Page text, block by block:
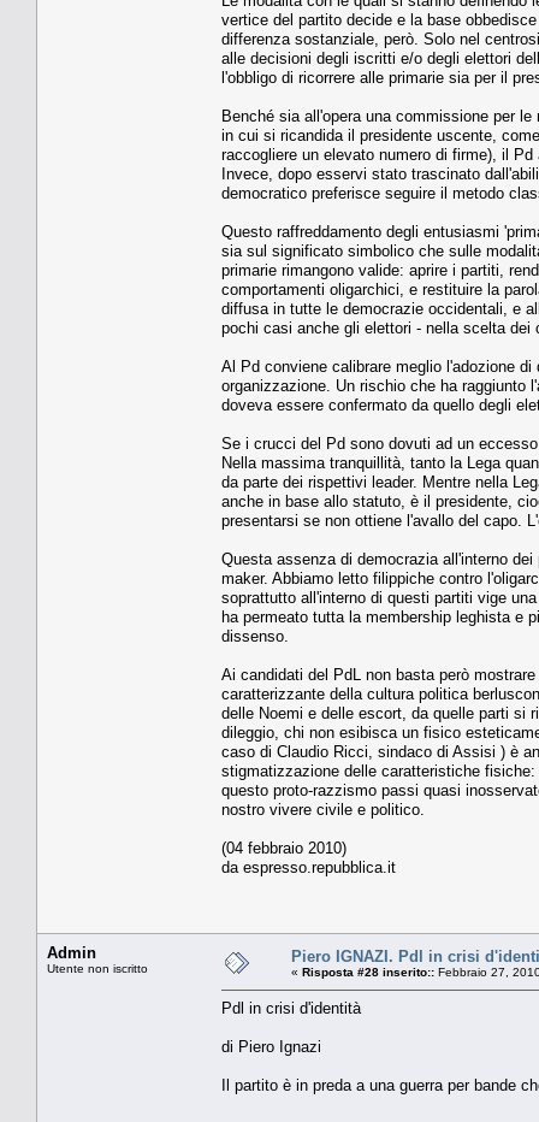
vertice del partito decide e la base
differenza sostanziale, però. Solo nel
alle decisioni degli iscritti e/o degli elettori
l'obbligo di ricorrere alle primarie sia per il
Benché sia all'opera una commissione per
in cui si ricandida il presidente uscente,
raccogliere un elevato numero di firme), il
Invece, dopo esservi stato trascinato
democratico preferisce seguire il metodo
Questo raffreddamento degli entusiasmi
sia sul significato simbolico che sulle
primarie rimangono valide: aprire i partiti,
comportamenti oligarchici, e restituire la
diffusa in tutte le democrazie occidentali, e
pochi casi anche gli elettori - nella scelta
Al Pd conviene calibrare meglio l'adozione
organizzazione. Un rischio che ha raggiunto
doveva essere confermato da quello degli
Se i crucci del Pd sono dovuti ad un
Nella massima tranquillità, tanto la Lega
da parte dei rispettivi leader. Mentre nella
anche in base allo statuto, è il presidente,
presentarsi se non ottiene l'avallo del capo.
Questa assenza di democrazia all'interno
maker. Abbiamo letto filippiche contro
soprattutto all'interno di questi partiti vige
ha permeato tutta la membership leghista e
dissenso.
Ai candidati del PdL non basta però
caratterizzante della cultura politica
delle Noemi e delle escort, da quelle parti si
dileggio, chi non esibisca un fisico
caso di Claudio Ricci, sindaco di Assisi ) è
stigmatizzazione delle caratteristiche
questo proto-razzismo passi quasi
nostro vivere civile e politico.
(04 febbraio 2010)
da espresso.repubblica.it
Admin
Utente non iscritto
Piero IGNAZI. Pdl in crisi
« Risposta #28 inserito:: Febbraio 27,
Pdl in crisi d'identità
di Piero Ignazi
Il partito è in preda a una guerra per bande